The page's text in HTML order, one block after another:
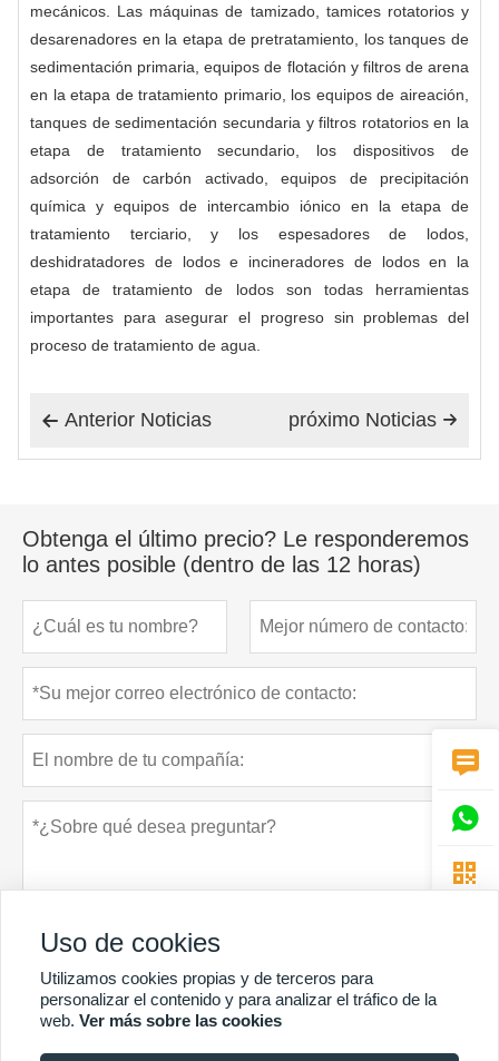
mecánicos. Las máquinas de tamizado, tamices rotatorios y
desarenadores en la etapa de pretratamiento, los tanques de
sedimentación primaria, equipos de flotación y filtros de arena
en la etapa de tratamiento primario, los equipos de aireación,
tanques de sedimentación secundaria y filtros rotatorios en la
etapa de tratamiento secundario, los dispositivos de
adsorción de carbón activado, equipos de precipitación
química y equipos de intercambio iónico en la etapa de
tratamiento terciario, y los espesadores de lodos,
deshidratadores de lodos e incineradores de lodos en la
etapa de tratamiento de lodos son todas herramientas
importantes para asegurar el progreso sin problemas del
proceso de tratamiento de agua.
 Anterior Noticias 
próximo Noticias
Obtenga el último precio? Le responderemos
lo antes posible (dentro de las 12 horas)
presentar Política de privacidad



Uso de cookies
Utilizamos cookies propias y de terceros para
personalizar el contenido y para analizar el tráfico de la
web. Ver más sobre las cookies